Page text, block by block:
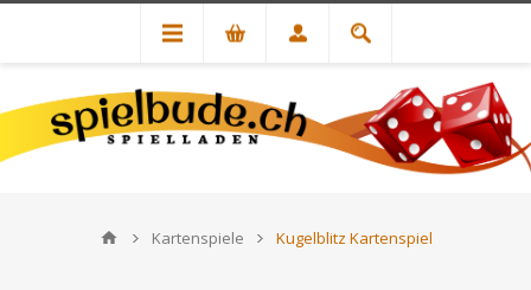
Kartenspiele Kugelblitz Kartenspiel